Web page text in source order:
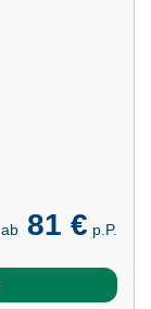
ab 81 € p.P.